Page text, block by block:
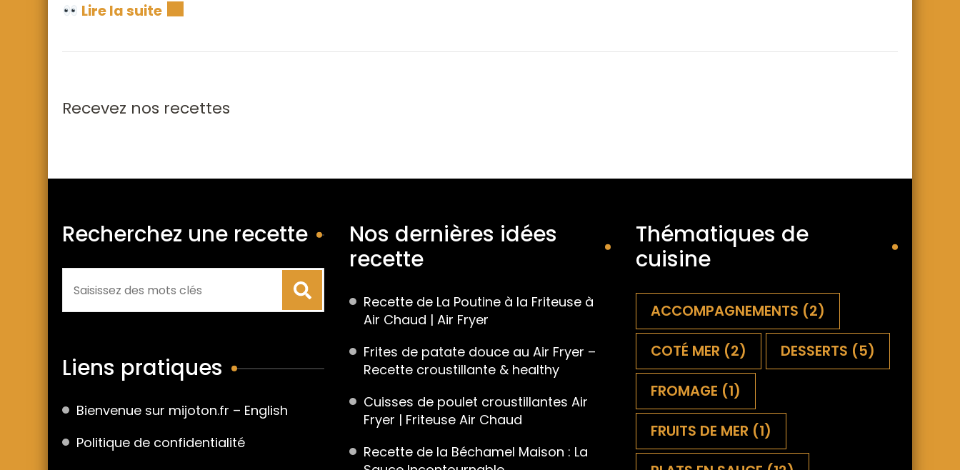
Lire la suite
Recevez nos recettes
Recherchez une recette
Liens pratiques
Bienvenue sur mijoton.fr – English
Politique de confidentialité
Nos dernières idées
recette
Recette de La Poutine à la Friteuse à
Air Chaud | Air Fryer
Frites de patate douce au Air Fryer –
Recette croustillante & healthy
Cuisses de poulet croustillantes Air
Fryer | Friteuse Air Chaud
Recette de la Béchamel Maison : La
Thématiques de
cuisine
ACCOMPAGNEMENTS (2)
COTÉ MER (2) DESSERTS (5)
FROMAGE (1)
FRUITS DE MER (1)